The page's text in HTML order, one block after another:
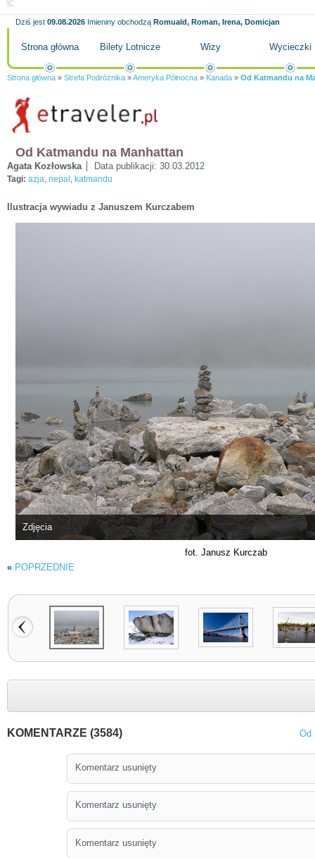
Dziś jest 09.08.2026 Imieniny obchodzą Romuald, Roman, Irena, Domicjan
Strona główna Bilety Lotnicze Wizy Wycieczki
Strona główna » Strefa Podróżnika »Ameryka Północna » Kanada » Od Katmandu na
Od Katmandu na Manhattan
Agata Kozłowska Data publikacji: 30.03.2012
Tagi: azja, nepal , katmandu
Ilustracja wywiadu z Januszem Kurczabem
Zdjęcia
fot. Janusz Kurczab
« POPRZEDNIE
KOMENTARZE (3584) Od
Komentarz usunięty
Komentarz usunięty
Komentarz usunięty